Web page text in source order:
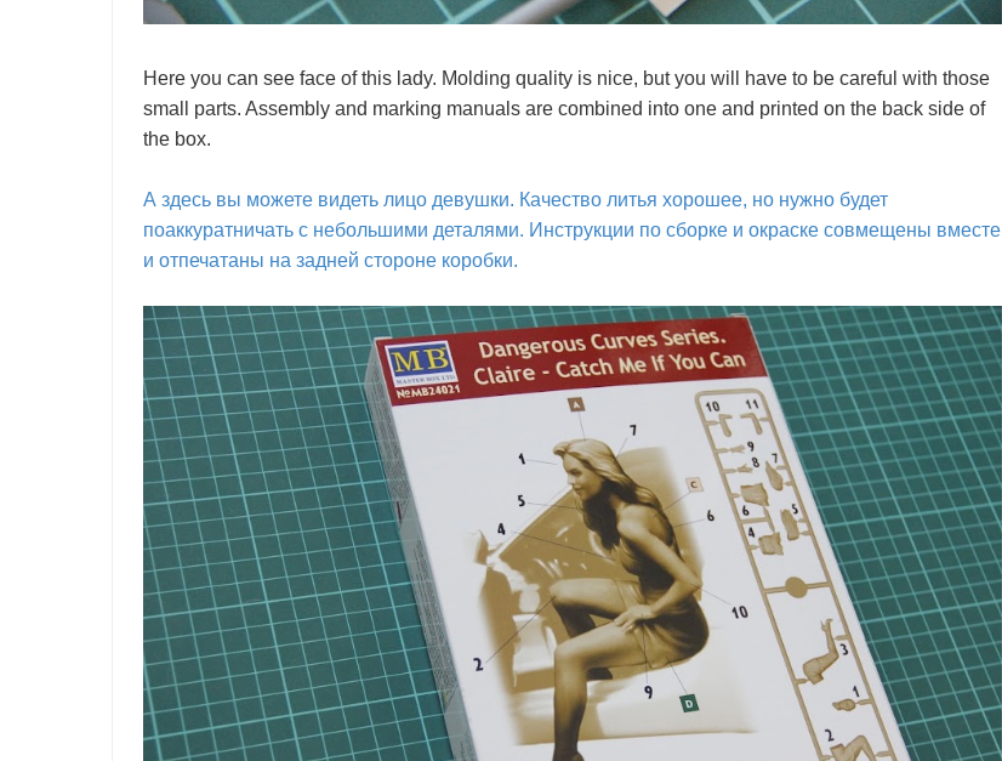
Here you can see face of this lady. Molding quality is nice, but you will have to be careful with those
small parts. Assembly and marking manuals are combined into one and printed on the back side of
the box.
А здесь вы можете видеть лицо девушки. Качество литья хорошее, но нужно будет
поаккуратничать с небольшими деталями. Инструкции по сборке и окраске совмещены вместе
и отпечатаны на задней стороне коробки.